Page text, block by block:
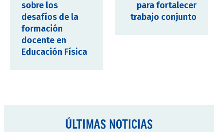
sobre los
desafíos de la
formación
docente en
Educación Física
para fortalecer
trabajo conjunto
ÚLTIMAS NOTICIAS